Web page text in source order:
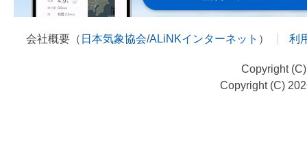
会社概要（ 日本気象協会/ALiNKインターネット ） 利
Copyright
Copyright (C)